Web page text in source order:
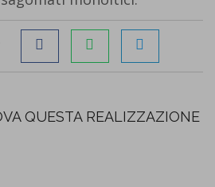
QUESTA REALIZZAZIONE